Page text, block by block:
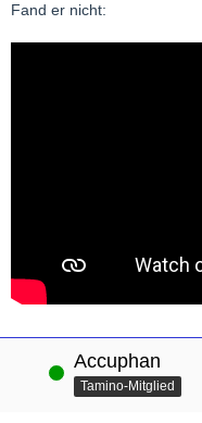
Fand er nicht:
Online Accuphan
Tamino-Mitglied